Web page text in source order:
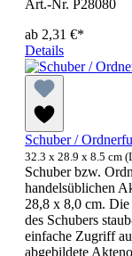
Art.-Nr. P28080
ab 2,31 €*
Details
Schuber /
32.3 x 28.9 x 8.5 cm
Schuber bzw.
handelsüblichen
28,8 x 8,0 cm.
des Schubers
einfache Zugriff
abgebildete